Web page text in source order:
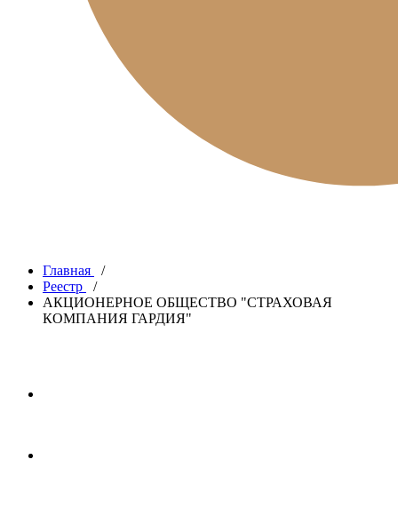
Главная
/
Реестр
/
АКЦИОНЕРНОЕ ОБЩЕСТВО "СТРАХОВАЯ
КОМПАНИЯ ГАРДИЯ"